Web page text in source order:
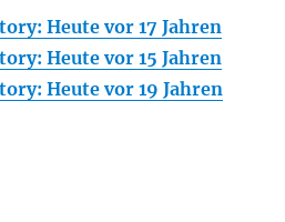
Heute vor 17 Jahren
Heute vor 15 Jahren
Heute vor 19 Jahren